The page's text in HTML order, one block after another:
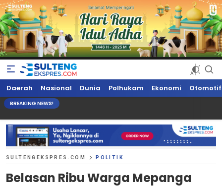
Sultengekspres.com
Berita Seputar Sulteng Hari Ini, Update Terkini, Suaranya Rakyat
Sulteng
Daerah Nasional Dunia Polhukam Ekonomi Otomotif
BREAKING NEWS!
SULTENGEKSPRES.COM POLITIK
Belasan Ribu Warga Mepanga